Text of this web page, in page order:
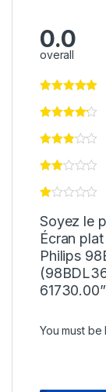
0.0
overall
Soyez le
Écran
Philips
61730.00”
You must be